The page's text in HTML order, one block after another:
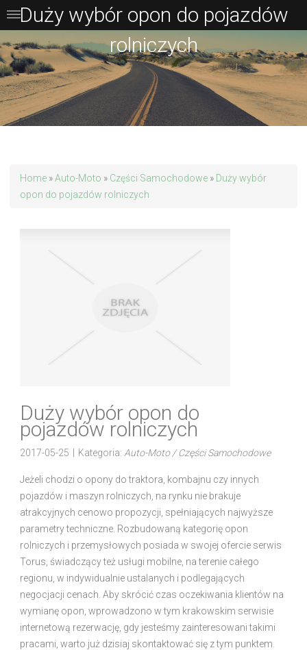
Home »Auto-Moto » Części Samochodowe » Duży wybór
opon do pojazdów rolniczych
Duży wybór opon do
pojazdów rolniczych
2017-05-25 Kategoria: Auto-Moto / Części Samochodowe
Jeżeli chodzi o opony do traktora, kombajnu czy innych
pojazdów i maszyn rolniczych, na rynku nie brakuje
atrakcyjnych cenowo propozycji, spełniających najwyższe
parametry techniczne. Rozbudowaną kategorię opon
rolniczych i przemysłowych posiada w swojej ofercie serwis
Torus, świadczący też usługi mobilne, na terenie całego
regionu, w indywidualnie ustalanych i podlegających
negocjacji cenach. Aby skrócić czas oczekiwania klientów na
wymianę opon, wprowadzono w tym krakowskim serwisie
internetową rezerwację, gdy jesteśmy zainteresowani takimi
pracami, warto już dzisiaj skontaktować się z tym punktem.
Duży wybór opon do pojazdów
rolniczych